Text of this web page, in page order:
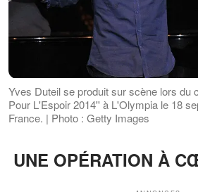
Yves Duteil se produit sur scène lors du
Pour L'Espoir 2014'' à L'Olympia le 18
France. | Photo : Getty Images
UNE OPÉRATION À